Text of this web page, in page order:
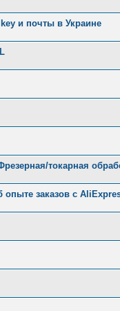
и почты в Украине
токарная
заказов с